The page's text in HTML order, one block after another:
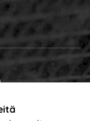
kanava
sivu